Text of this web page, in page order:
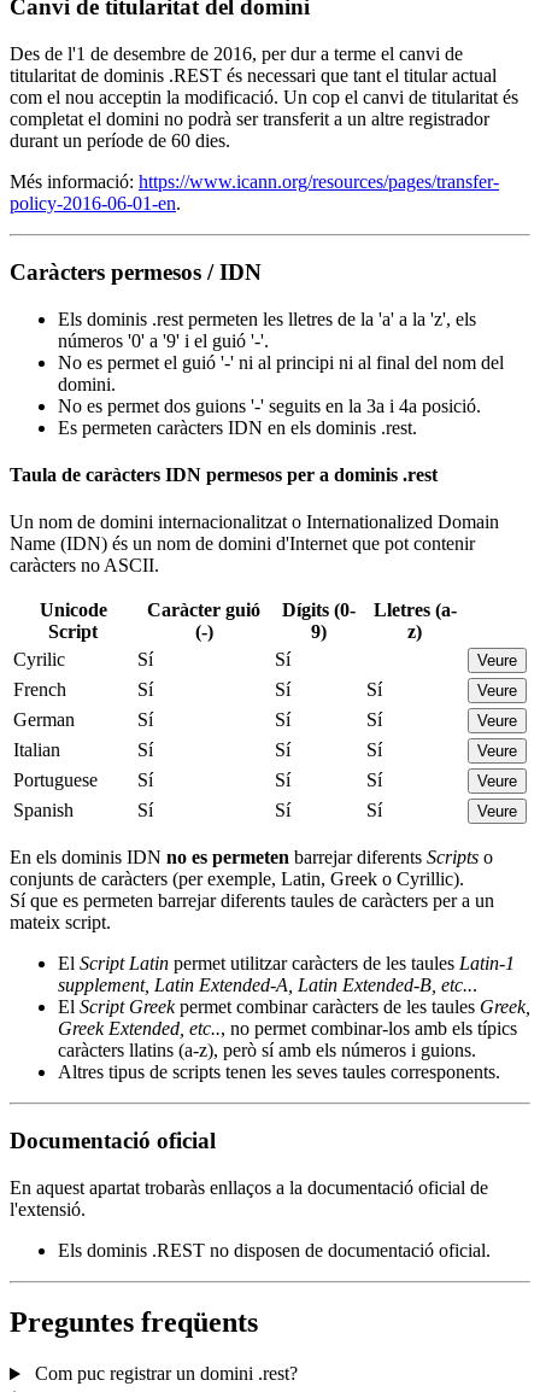
Canvi de titularitat del domini
Des de l'1 de desembre de 2016, per dur a terme el canvi de
titularitat de dominis .REST és necessari que tant el titular actual
com el nou acceptin la modificació. Un cop el canvi de titularitat és
completat el domini no podrà ser transferit a un altre registrador
durant un període de 60 dies.
Més informació: https://www.icann.org/resources/pages/transfer-
policy-2016-06-01-en.
Caràcters permesos / IDN
Els dominis .rest permeten les lletres de la 'a' a la 'z', els
números '0' a '9' i el guió '-'.
No es permet el guió '-' ni al principi ni al final del nom del
domini.
No es permet dos guions '-' seguits en la 3a i 4a posició.
Es permeten caràcters IDN en els dominis .rest.
Taula de caràcters IDN permesos per a dominis .rest
Un nom de domini internacionalitzat o Internationalized Domain
Name (IDN) és un nom de domini d'Internet que pot contenir
caràcters no ASCII.
Unicode
Script
Caràcter guió
(-)
Dígits (0-
9)
Lletres (a-
z)
Cyrilic
Sí Sí Veure
French Sí Sí Sí Veure
German Sí Sí Sí Veure
Italian Sí Sí Sí Veure
Portuguese Sí Sí Sí Veure
Spanish Sí Sí Sí Veure
En els dominis IDN no es permeten barrejar diferents Scripts o
conjunts de caràcters (per exemple, Latin, Greek o Cyrillic).
Sí que es permeten barrejar diferents taules de caràcters per a un
mateix script.
El Script Latin permet utilitzar caràcters de les taules Latin-1
supplement, Latin Extended-A, Latin Extended-B, etc...
El Script Greekpermet combinar caràcters de les taules Greek,
Greek Extended, etc.., no permet combinar-los amb els típics
caràcters llatins (a-z), però sí amb els números i guions.
Altres tipus de scripts tenen les seves taules corresponents.
Documentació oficial
En aquest apartat trobaràs enllaços a la documentació oficial de
l'extensió.
Els dominis .REST no disposen de documentació oficial.
Preguntes freqüents
Com puc registrar un domini .rest?